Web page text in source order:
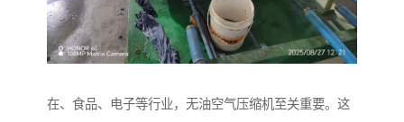
在、食品、电子等行业，无油空气压缩机至关重要。这